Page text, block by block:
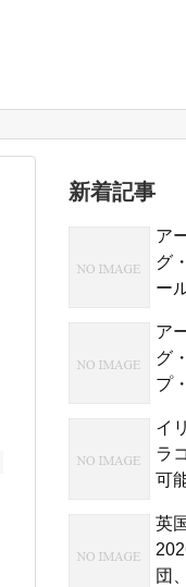
新着記事
ア
グ
ー
ア
グ
プ
イ
ラ
可
英
団